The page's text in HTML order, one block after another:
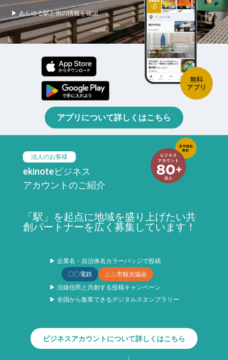
▶ あらゆる駅と街の情報を確認
アプリについて詳しくはこちら
法人のお客様
ekinoteビジネス
アカウントのご紹介
「駅」を起点に地域を盛り上げたい共
創パートナーを広く募集しています！
▶ 企業名・自治体名カラーバッジで投稿
〇〇電鉄
△△市観光協会
▶ 沿線住民と共創する投稿キャンペーン
▶ 全国から集客できるデジタルスタンプラリー
ビジネスアカウントについて詳しくはこちら